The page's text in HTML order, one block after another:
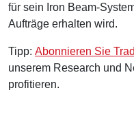
für sein Iron Beam-
Aufträge erhalten wird.
Tipp: Abonnieren Sie
unserem Research und
profitieren.